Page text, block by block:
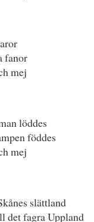
fanor
mej
löddes
föddes
mej
slättland
det fagra Uppland